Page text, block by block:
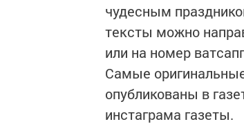
чудесным
тексты можно
или на номер
Самые
опубликованы в
инстаграма газеты.